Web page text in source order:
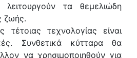
λειτουργούν τα θεμελιώδη
ζωής.
τέτοιας τεχνολογίας είναι
Συνθετικά κύτταρα θα
να χρησιμοποιηθούν για